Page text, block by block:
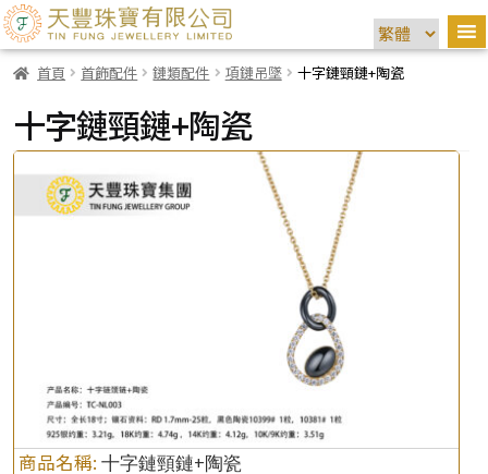
首頁 首飾配件 鏈類配件 項鏈吊墜 十字鏈頸鏈+陶瓷
十字鏈頸鏈+陶瓷
商品名稱: 十字鏈頸鏈+陶瓷